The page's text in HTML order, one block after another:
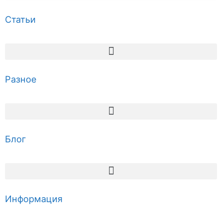
Статьи
Разное
Блог
Информация